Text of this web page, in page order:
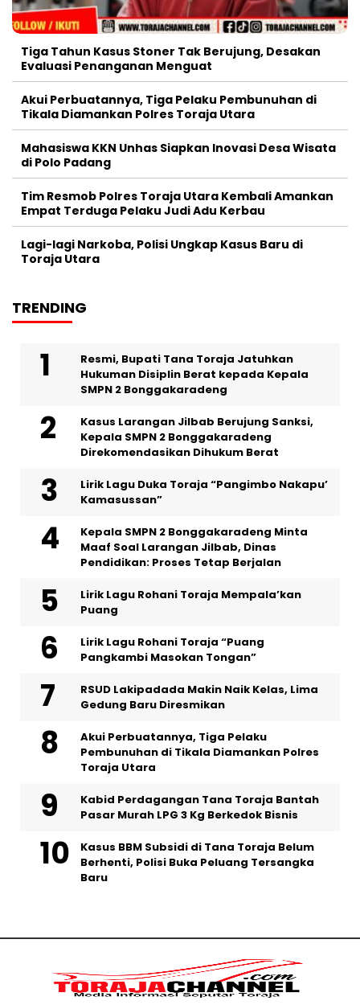
Tiga Tahun Kasus Stoner Tak Berujung, Desakan
Evaluasi Penanganan Menguat
Akui Perbuatannya, Tiga Pelaku Pembunuhan di
Tikala Diamankan Polres Toraja Utara
Mahasiswa KKN Unhas Siapkan Inovasi Desa Wisata
di Polo Padang
Tim Resmob Polres Toraja Utara Kembali Amankan
Empat Terduga Pelaku Judi Adu Kerbau
Lagi-lagi Narkoba, Polisi Ungkap Kasus Baru di
Toraja Utara
TRENDING
Resmi, Bupati Tana Toraja Jatuhkan
Hukuman Disiplin Berat kepada Kepala
SMPN 2 Bonggakaradeng
Kasus Larangan Jilbab Berujung Sanksi,
Kepala SMPN 2 Bonggakaradeng
Direkomendasikan Dihukum Berat
Lirik Lagu Duka Toraja “Pangimbo Nakapu’
Kamasussan”
Kepala SMPN 2 Bonggakaradeng Minta
Maaf Soal Larangan Jilbab, Dinas
Pendidikan: Proses Tetap Berjalan
Lirik Lagu Rohani Toraja Mempala’kan
Puang
Lirik Lagu Rohani Toraja “Puang
Pangkambi Masokan Tongan”
RSUD Lakipadada Makin Naik Kelas, Lima
Gedung Baru Diresmikan
Akui Perbuatannya, Tiga Pelaku
Pembunuhan di Tikala Diamankan Polres
Toraja Utara
Kabid Perdagangan Tana Toraja Bantah
Pasar Murah LPG 3 Kg Berkedok Bisnis
Kasus BBM Subsidi di Tana Toraja Belum
Berhenti, Polisi Buka Peluang Tersangka
Baru